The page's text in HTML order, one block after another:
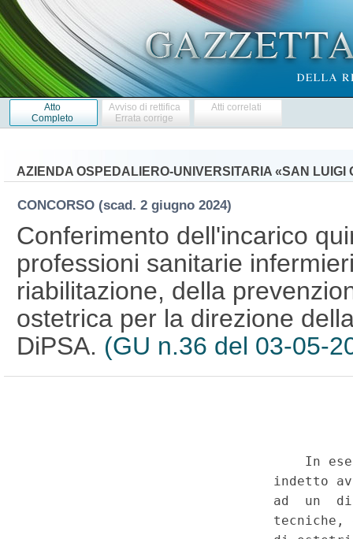
Atto
Completo
Avviso di rettifica
Errata corrige
Atti correlati
AZIENDA OSPEDALIERO-UNIVERSITARIA «SAN LUIGI
CONCORSO (scad. 2 giugno 2024)
Conferimento dell'incarico
professioni sanitarie
riabilitazione, della
ostetrica per la direzione
DiPSA. (GU n.36 del 03-05-